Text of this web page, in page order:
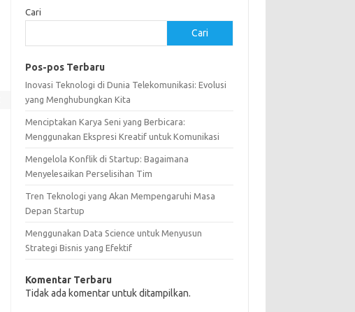
Cari
Cari
Pos-pos Terbaru
Inovasi Teknologi di Dunia Telekomunikasi: Evolusi
yang Menghubungkan Kita
Menciptakan Karya Seni yang Berbicara:
Menggunakan Ekspresi Kreatif untuk Komunikasi
Mengelola Konflik di Startup: Bagaimana
Menyelesaikan Perselisihan Tim
Tren Teknologi yang Akan Mempengaruhi Masa
Depan Startup
Menggunakan Data Science untuk Menyusun
Strategi Bisnis yang Efektif
Komentar Terbaru
Tidak ada komentar untuk ditampilkan.